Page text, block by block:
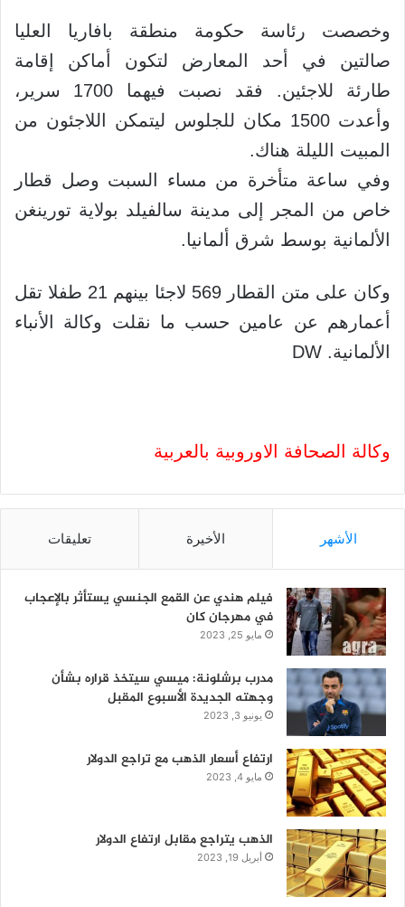
وخصصت رئاسة حكومة منطقة بافاريا العليا
صالتين في أحد المعارض لتكون أماكن إقامة
طارئة للاجئين. فقد نصبت فيهما 1700 سرير،
وأعدت 1500 مكان للجلوس ليتمكن اللاجئون من
المبيت الليلة هناك.
وفي ساعة متأخرة من مساء السبت وصل قطار
خاص من المجر إلى مدينة سالفيلد بولاية تورينغن
الألمانية بوسط شرق ألمانيا.
وكان على متن القطار 569 لاجئا بينهم 21 طفلا تقل
أعمارهم عن عامين حسب ما نقلت وكالة الأنباء
الألمانية. DW
وكالة الصحافة الاوروبية بالعربية
الأشهر الأخيرة تعليقات
فيلم هندي عن القمع الجنسي يستأثر بالإعجاب
في مهرجان كان
مايو 25, 2023
مدرب برشلونة: ميسي سيتخذ قراره بشأن
وجهته الجديدة الأسبوع المقبل
يونيو 3, 2023
ارتفاع أسعار الذهب مع تراجع الدولار
مايو 4, 2023
الذهب يتراجع مقابل ارتفاع الدولار
أبريل 19, 2023